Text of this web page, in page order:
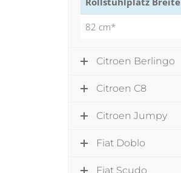
82 cm*
Citroen Berlingo
Citroen C8
Citroen Jumpy
Fiat Doblo
Fiat Scudo